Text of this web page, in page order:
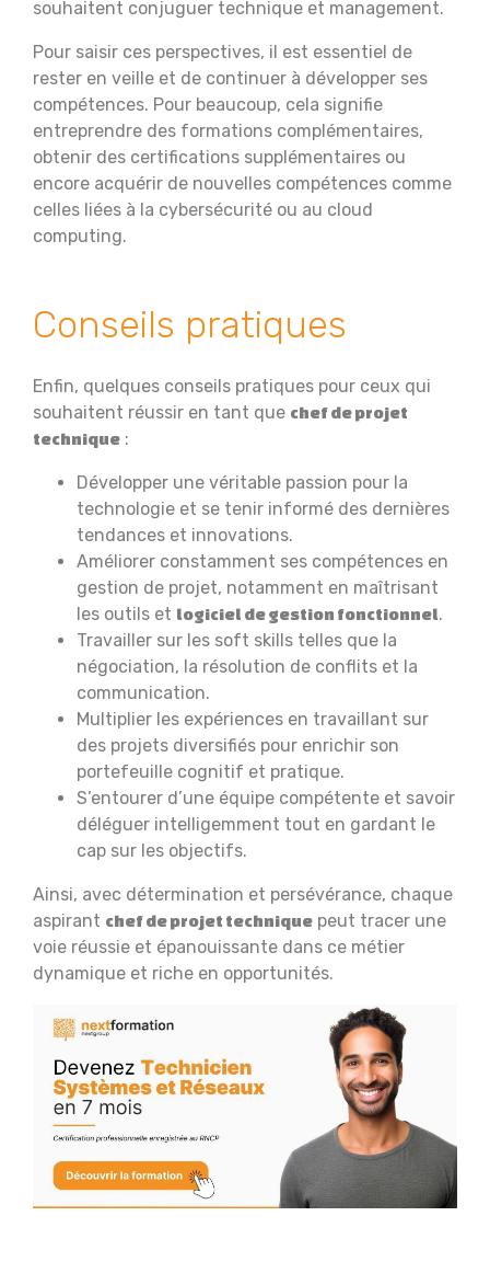
souhaitent conjuguer technique et management.
Pour saisir ces perspectives, il est essentiel de
rester en veille et de continuer à développer ses
compétences. Pour beaucoup, cela signifie
entreprendre des formations complémentaires,
obtenir des certifications supplémentaires ou
encore acquérir de nouvelles compétences comme
celles liées à la cybersécurité ou au cloud
computing.
Conseils pratiques
Enfin, quelques conseils pratiques pour ceux qui
souhaitent réussir en tant que chef de projet
technique :
Développer une véritable passion pour la
technologie et se tenir informé des dernières
tendances et innovations.
Améliorer constamment ses compétences en
gestion de projet, notamment en maîtrisant
les outils et logiciel de gestion fonctionnel.
Travailler sur les soft skills telles que la
négociation, la résolution de conflits et la
communication.
Multiplier les expériences en travaillant sur
des projets diversifiés pour enrichir son
portefeuille cognitif et pratique.
S’entourer d’une équipe compétente et savoir
déléguer intelligemment tout en gardant le
cap sur les objectifs.
Ainsi, avec détermination et persévérance, chaque
aspirant chef de projet technique peut tracer une
voie réussie et épanouissante dans ce métier
dynamique et riche en opportunités.